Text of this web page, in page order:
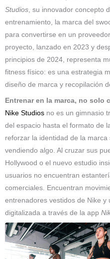
Studios, su innovador concepto
entrenamiento, la marca del
para convertirse en un
proyecto, lanzado en 2023 y
principios de 2024, representa
fitness físico: es una estrategia
diseño de marca y recopilación
Entrenar en la marca, no solo
Nike Studios no es un gimnasio
del espacio hasta el formato de
reforzar la identidad de la
vendiendo algo. Al cruzar sus
Hollywood o el nuevo estudio
usuarios no encuentran
comerciales. Encuentran
entrenadores vestidos de Nike y
digitalizada a través de la app